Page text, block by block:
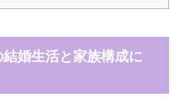
婚生活と家族構成に